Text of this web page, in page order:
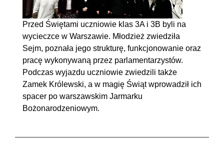
Przed Świętami uczniowie klas 3A i 3B byli na
wycieczce w Warszawie. Młodzież zwiedziła
Sejm, poznała jego strukturę, funkcjonowanie oraz
pracę wykonywaną przez parlamentarzystów.
Podczas wyjazdu uczniowie zwiedzili także
Zamek Królewski, a w magię Świąt wprowadził ich
spacer po warszawskim Jarmarku
Bożonarodzeniowym.